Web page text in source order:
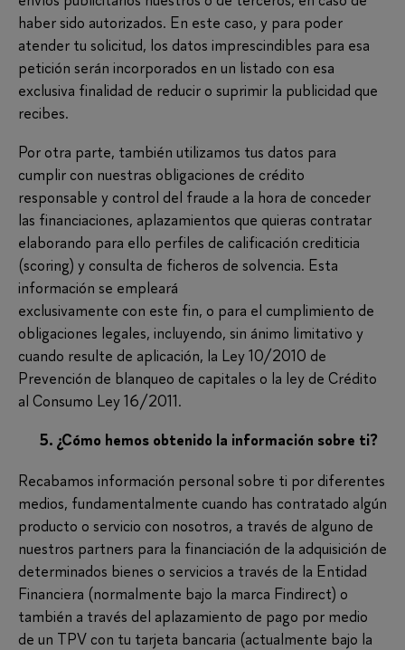
haber sido autorizados. En este caso, y para poder
atender tu solicitud, los datos imprescindibles para esa
petición serán incorporados en un listado con esa
exclusiva finalidad de reducir o suprimir la publicidad que
recibes.
Por otra parte, también utilizamos tus datos para
cumplir con nuestras obligaciones de crédito
responsable y control del fraude a la hora de conceder
las financiaciones, aplazamientos que quieras contratar
elaborando para ello perfiles de calificación crediticia
(scoring) y consulta de ficheros de solvencia. Esta
información se empleará
exclusivamente con este fin, o para el cumplimiento de
obligaciones legales, incluyendo, sin ánimo limitativo y
cuando resulte de aplicación, la Ley 10/2010 de
Prevención de blanqueo de capitales o la ley de Crédito
al Consumo Ley 16/2011.
5. ¿Cómo hemos obtenido la información sobre ti?
Recabamos información personal sobre ti por diferentes
medios, fundamentalmente cuando has contratado algún
producto o servicio con nosotros, a través de alguno de
nuestros partners para la financiación de la adquisición de
determinados bienes o servicios a través de la Entidad
Financiera (normalmente bajo la marca Findirect) o
también a través del aplazamiento de pago por medio
de un TPV con tu tarjeta bancaria (actualmente bajo la